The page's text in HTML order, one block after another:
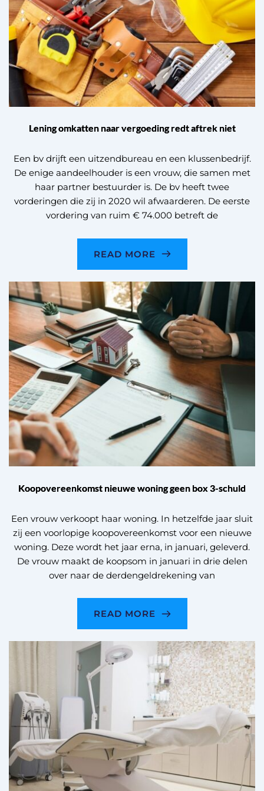
Lening omkatten naar vergoeding redt aftrek niet
Een bv drijft een uitzendbureau en een klussenbedrijf.
De enige aandeelhouder is een vrouw, die samen met
haar partner bestuurder is. De bv heeft twee
vorderingen die zij in 2020 wil afwaarderen. De eerste
vordering van ruim € 74.000 betreft de
READ MORE
Koopovereenkomst nieuwe woning geen box 3-schuld
Een vrouw verkoopt haar woning. In hetzelfde jaar sluit
zij een voorlopige koopovereenkomst voor een nieuwe
woning. Deze wordt het jaar erna, in januari, geleverd.
De vrouw maakt de koopsom in januari in drie delen
over naar de derdengeldrekening van
READ MORE